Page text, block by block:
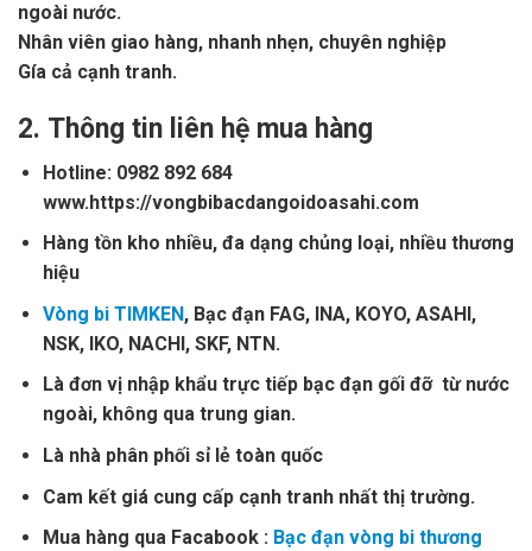
ngoài nước.
Nhân viên giao hàng, nhanh nhẹn, chuyên nghiệp
Gía cả cạnh tranh.
2. Thông tin liên hệ mua hàng
Hotline: 0982 892 684
www.https://vongbibacdangoidoasahi.com
Hàng tồn kho nhiều, đa dạng chủng loại, nhiều thương
hiệu
Vòng bi TIMKEN, Bạc đạn FAG, INA, KOYO, ASAHI,
NSK, IKO, NACHI, SKF, NTN.
Là đơn vị nhập khẩu trực tiếp bạc đạn gối đỡ từ nước
ngoài, không qua trung gian.
Là nhà phân phối sỉ lẻ toàn quốc
Cam kết giá cung cấp cạnh tranh nhất thị trường.
Mua hàng qua Facabook : Bạc đạn vòng bi thương